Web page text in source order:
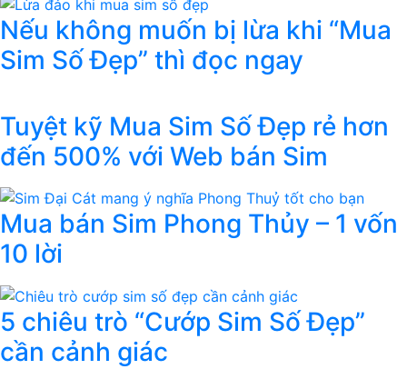
Nếu không muốn bị lừa khi “Mua
Sim Số Đẹp” thì đọc ngay
Tuyệt kỹ Mua Sim Số Đẹp rẻ hơn
đến 500% với Web bán Sim
Mua bán Sim Phong Thủy – 1 vốn
10 lời
5 chiêu trò “Cướp Sim Số Đẹp”
cần cảnh giác